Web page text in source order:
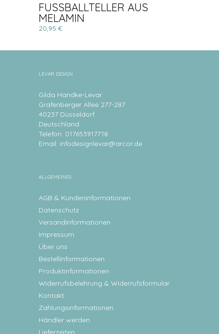
FUSSBALLTELLER AUS
MELAMIN
20,95 €
LEVAR DESIGN
Gilda Handke-Levar
Grafenberger Allee 277-287
40237 Düsseldorf
Deutschland
Telefon: 017653917718
Email: infodesignlevar@arcor.de
ALLGEMEINES
AGB & Kundeninformationen
Datenschutz
Versandinformationen
Impressum
Über uns
Bestellinformationen
Produktinformationen
Widerrufsbelehrung & Widerrufsformular
Kontakt
Zahlungsinformationen
Händler werden
Lieferzeiten